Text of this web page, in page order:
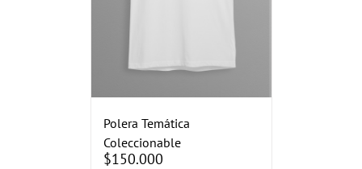
Polera Temática
Coleccionable
$150.000